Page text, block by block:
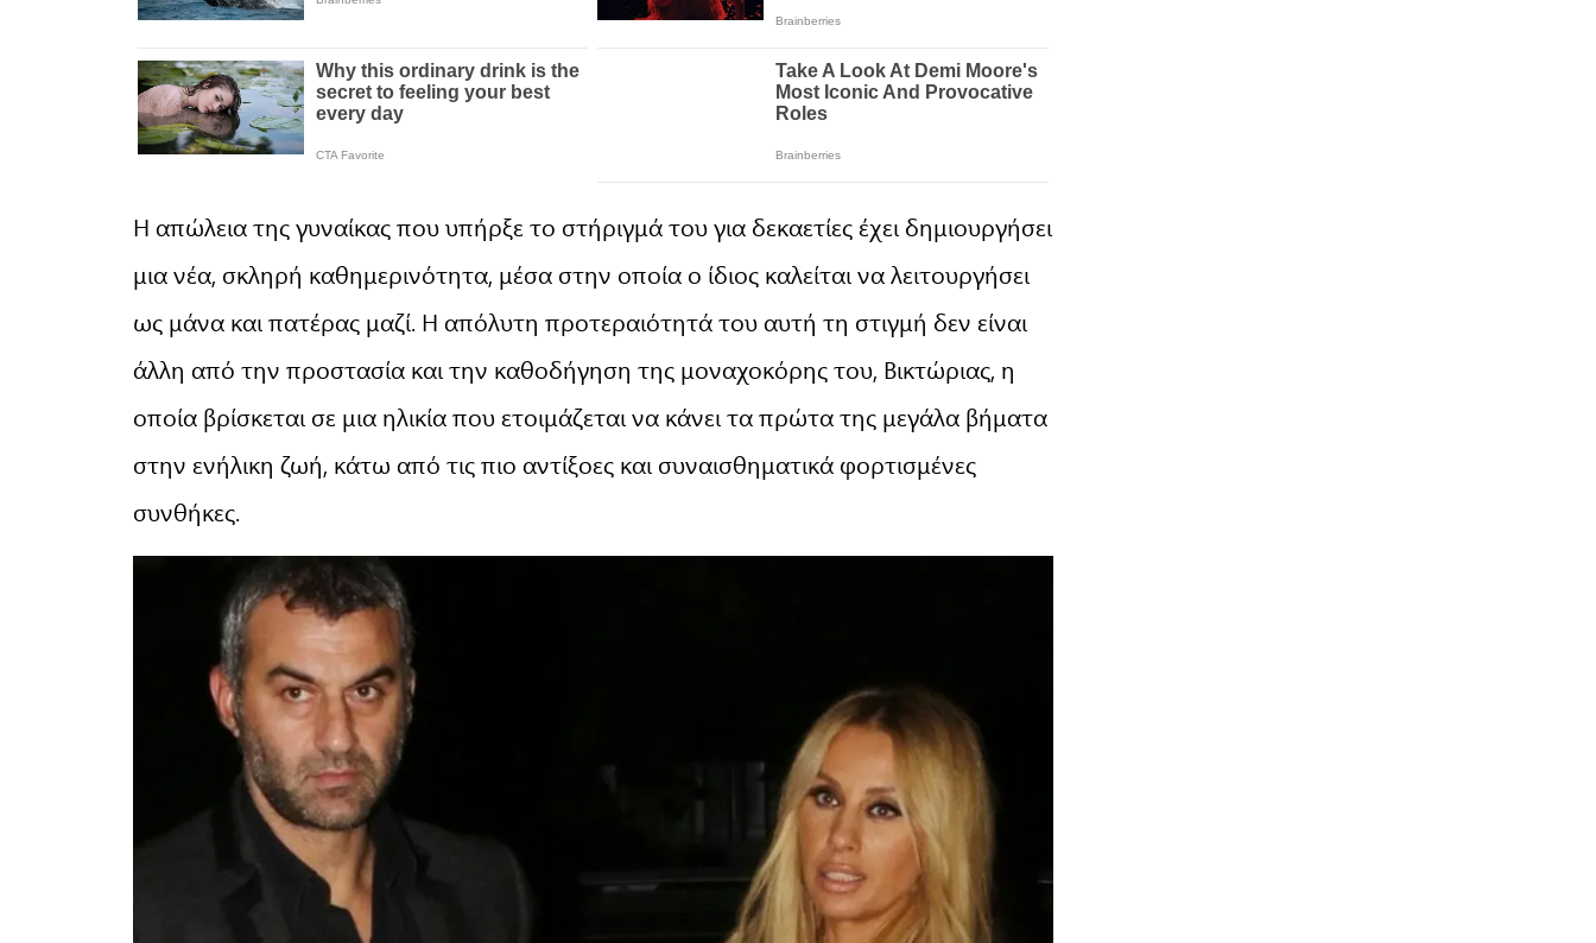
Η απώλεια της γυναίκας που υπήρξε το στήριγμά του για δεκαετίες έχει δημιουργήσει
μια νέα, σκληρή καθημερινότητα, μέσα στην οποία ο ίδιος καλείται να λειτουργήσει
ως μάνα και πατέρας μαζί. Η απόλυτη προτεραιότητά του αυτή τη στιγμή δεν είναι
άλλη από την προστασία και την καθοδήγηση της μοναχοκόρης του, Βικτώριας, η
οποία βρίσκεται σε μια ηλικία που ετοιμάζεται να κάνει τα πρώτα της μεγάλα βήματα
στην ενήλικη ζωή, κάτω από τις πιο αντίξοες και συναισθηματικά φορτισμένες
συνθήκες.